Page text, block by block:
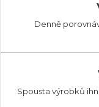
Denně
Spousta výrobků